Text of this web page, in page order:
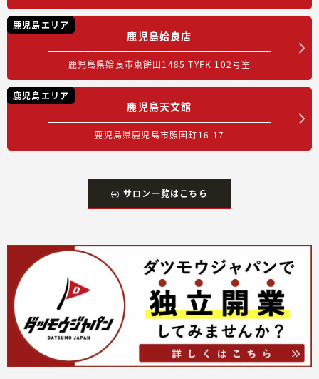
鹿児島エリア
鹿児島姶良店
鹿児島県姶良市東餅田1485 TYFK 102号室
鹿児島エリア
鹿児島天文館
鹿児島県鹿児島市照国町16-17
サロン一覧はこちら